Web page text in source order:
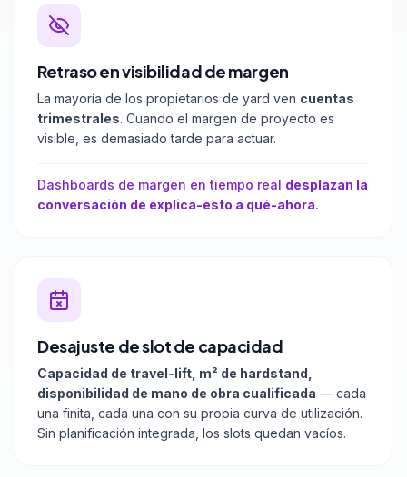
Retraso en visibilidad de margen
La mayoría de los propietarios de yard ven cuentas
trimestrales. Cuando el margen de proyecto es
visible, es demasiado tarde para actuar.
Dashboards de margen en tiempo real desplazan la
conversación de explica-esto a qué-ahora.
Desajuste de slot de capacidad
Capacidad de travel-lift, m² de hardstand,
disponibilidad de mano de obra cualificada — cada
una finita, cada una con su propia curva de utilización.
Sin planificación integrada, los slots quedan vacíos.